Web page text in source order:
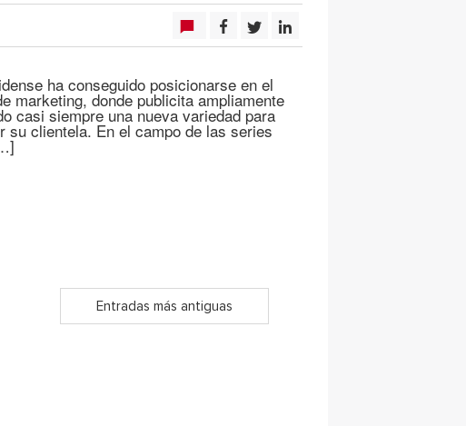
ha conseguido posicionarse en el
marketing, donde publicita ampliamente
casi siempre una nueva variedad para
su clientela. En el campo de las series
Entradas más antiguas